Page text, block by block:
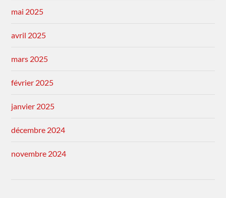
mai 2025
avril 2025
mars 2025
février 2025
janvier 2025
décembre 2024
novembre 2024